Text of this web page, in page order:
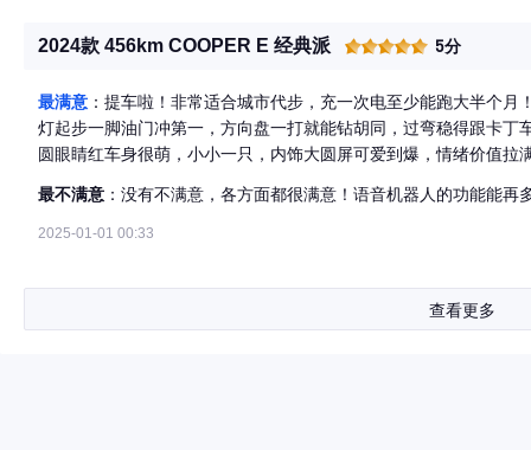
新第9代MINI操作系统，丰富的数字化模式，开启全新沉浸式用户
达。如果你想了解更多旅程信息和天气资讯，或者聊聊天，甚至
求。MINI驾驶体验模式，尽享MINI时刻：MINI的每种模式都有专
独特的多感官体验。在个性化模式下，甚至可以使用MINI APP从
的背景。氛围灯的颜色会根据所选图片进行自动调整。从起点开始，就如此智能！ ??内饰 全
现代科技与当代美学重新演绎“迷你至简”的设计哲学，彰显新时代
LED互动前大灯，上车的仪式感给足，数字钥匙轻松进入，3种灯
2024款 456km COOPER E 经典派 5分
最满意 ：提车啦！非常适合城市代步，充一次电至少能跑大半个月！ 这辆电动MINI开起来就像个灵活的小钢炮
灯起步一脚油门冲第一，方向盘一打就能钻胡同，过弯稳得跟卡丁车似的，堵车时
圆眼睛红车身很萌，小小一只，内饰大圆屏可爱到爆，情绪价值
表 缺点：后排憋屈、价格能买国产大电车、方向盘太轻没灵魂 适合单身或小两口当城市玩具，家里唯一一辆车的话
慎重。要的是个性不差钱就冲，图实用性价比劝退。 每天一看到
最不满意 ：没有不满意，各方面都很满意！语音机器人的功能能再
2025-01-01 00:33
查看更多